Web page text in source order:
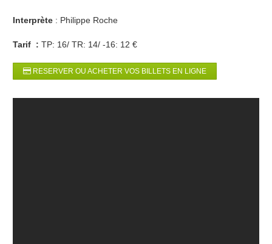
Interprète : Philippe Roche
Tarif : TP: 16/ TR: 14/ -16: 12 €
RESERVER OU ACHETER VOS BILLETS EN LIGNE